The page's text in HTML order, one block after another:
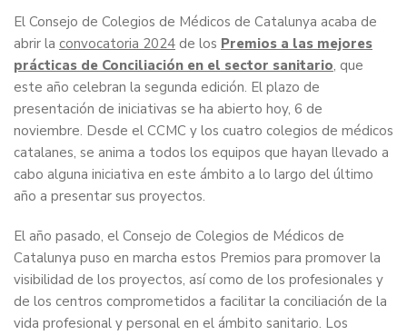
El Consejo de Colegios de Médicos de Catalunya acaba de
abrir la convocatoria 2024 de los Premios a las mejores
prácticas de Conciliación en el sector sanitario, que
este año celebran la segunda edición. El plazo de
presentación de iniciativas se ha abierto hoy, 6 de
noviembre. Desde el CCMC y los cuatro colegios de médicos
catalanes, se anima a todos los equipos que hayan llevado a
cabo alguna iniciativa en este ámbito a lo largo del último
año a presentar sus proyectos.
El año pasado, el Consejo de Colegios de Médicos de
Catalunya puso en marcha estos Premios para promover la
visibilidad de los proyectos, así como de los profesionales y
de los centros comprometidos a facilitar la conciliación de la
vida profesional y personal en el ámbito sanitario. Los